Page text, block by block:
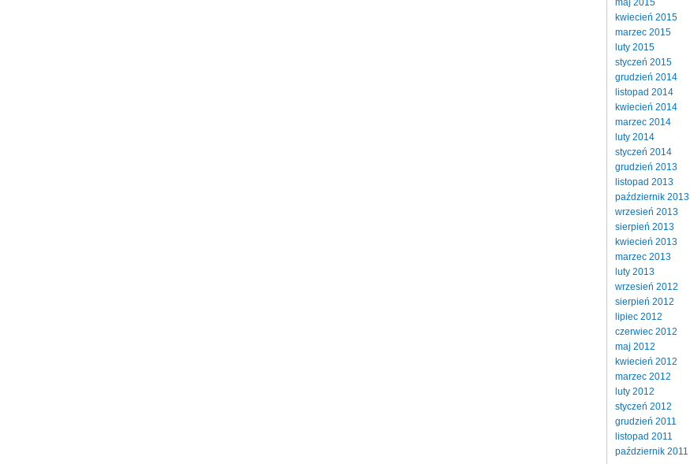
maj 2015
kwiecień 2015
marzec 2015
luty 2015
styczeń 2015
grudzień 2014
listopad 2014
kwiecień 2014
marzec 2014
luty 2014
styczeń 2014
grudzień 2013
listopad 2013
październik 2013
wrzesień 2013
sierpień 2013
kwiecień 2013
marzec 2013
luty 2013
wrzesień 2012
sierpień 2012
lipiec 2012
czerwiec 2012
maj 2012
kwiecień 2012
marzec 2012
luty 2012
styczeń 2012
grudzień 2011
listopad 2011
październik 2011